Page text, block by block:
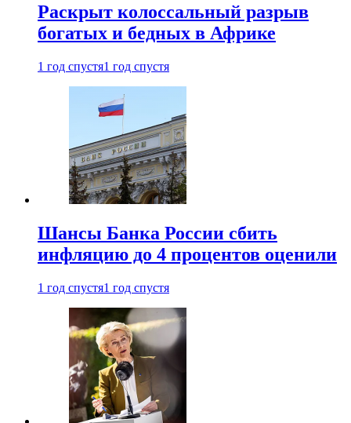
Раскрыт колоссальный разрыв
богатых и бедных в Африке
1 год спустя1 год спустя
Шансы Банка России сбить
инфляцию до 4 процентов оценили
1 год спустя1 год спустя